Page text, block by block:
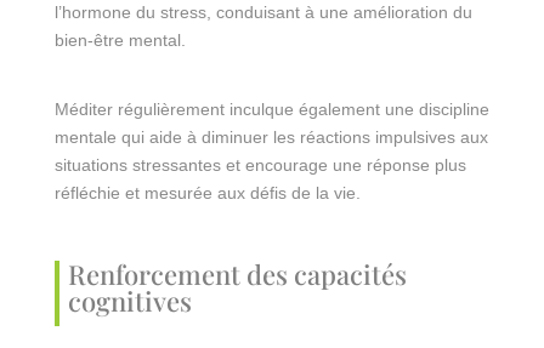
l’hormone du stress, conduisant à une amélioration du
bien-être mental.
Méditer régulièrement inculque également une discipline
mentale qui aide à diminuer les réactions impulsives aux
situations stressantes et encourage une réponse plus
réfléchie et mesurée aux défis de la vie.
Renforcement des capacités
cognitives